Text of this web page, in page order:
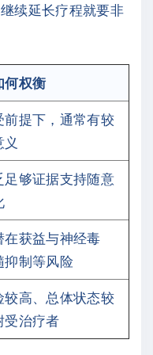
续延长疗程就要非
何权衡
前提下，通常有较
足够证据支持随意
在获益与神经毒
抑制等风险
较高、总体状态较
受治疗者